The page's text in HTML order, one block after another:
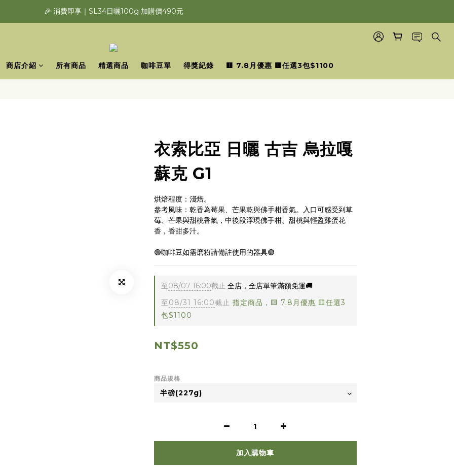
🎉 消費即享｜SL34日曬100g 加購價490元
商店介紹 所有商品 精選商品 咖啡豆單 得獎紀錄 🟨 7.8月優惠 🟨任選3包$1100
衣索比亞 日曬 古吉 烏拉嘎
蘇克 G1
烘焙程度：淺焙。
參考風味：乾香為莓果、芒果乾與佛手柑香氣。入口可感受到草
莓、芒果與甜桃香氣，中後段浮現佛手柑、甜桃與輕盈雞蛋花
香，香甜多汁。
🟢咖啡豆如需磨粉請備註使用的器具🟢
至08/07 16:00截止 全店，全店單筆滿額免運🚚
至08/31 16:00截止 指定商品，🟨 7.8月優惠 🟨任選3
包$1100
NT$550
商品規格
加入購物車